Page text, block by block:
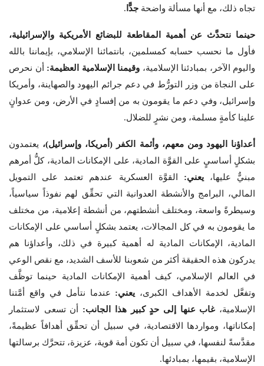
تجاه ذلك، مع أنها مسألة واضحة جدًّا .
حينما نتحدَّث عن أهمية المقاطعة للبضائع الأمريكية والإسرائيلية،
فأول ما نحسب حسابه كمسلمين، بانتمائنا الإسلامي، بإيماننا بالله
واليوم الآخر، بمبادئنا الإسلامية، وقيمنا الإسلامية العظيمة:
أن نحرص
على النجاة من وزر التورُّط في دعم جرائم اليهود والصهاينة، وأمريكا
وإسرائيل، وفي دعم ما يقومون به من إفسادٍ في الأرض، ومن عدوانٍ
علينا كأمةٍ مسلمة، ومن نشرٍ للضلال.
أعداؤنا اليهود ومن معهم، وأئمة الكفر (أمريكا، وإسرائيل)، يعتمدون
بشكلٍ أساسيٍ على القوَّة المادية، على الإمكانات المادية، كلُّ أمرهم
مبنيٌّ عليها،يعني: القوَّة العسكرية عندهم تعتمد على التمويل
المالي، البرامج والأنشطة العدوانية التي تحقِّق لهم نفوذاً سياسياً،
وسيطرةً واسعة، ومختلف أنشطتهم، من أنشطة إعلامية، من مختلف
ما يقومون به في كل المجالات، يعتمد بشكلٍ أساسي على الإمكانات
المادية، الإمكانات المادية له أهمية كبيرة في ذلك، وأعداؤنا هم
يدركون هذه الحقيقة أكثر من شعوبنا للأسف الشديد، مع نقص الوعي
في العالم الإسلامي، كيف أهمية الإمكانات المادية حينما توظَّف
وتفعَّل لخدمة الأهداف الكبرى، يعني: عندما نتأمل في واقع أمَّتنا
الإسلامية، غاب عنها إلى حدٍ كبير هذا الجانب:
أن تسعى لاستثمار
إمكاناتها، ومواردها الاقتصادية، في سبيل أن تحقِّق أهدافاً عظيمةً،
مقدَّسةً لنفسها، في سبيل أن تكون أمة قوية، عزيزة، تتحرَّك برسالتها
الإسلامية، بقيمها، بمبادئها.